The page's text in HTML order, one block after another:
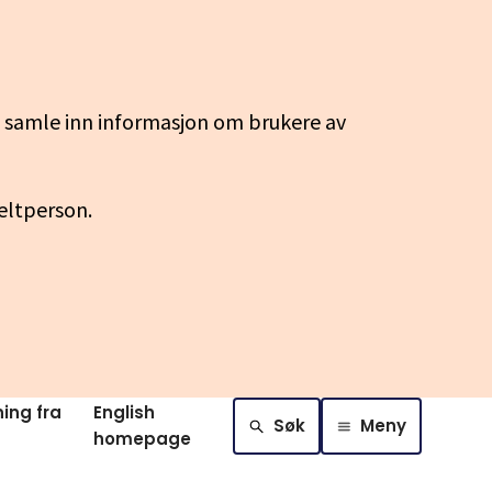
inn informasjon om brukere av
fra
English
homepage
Søk Meny